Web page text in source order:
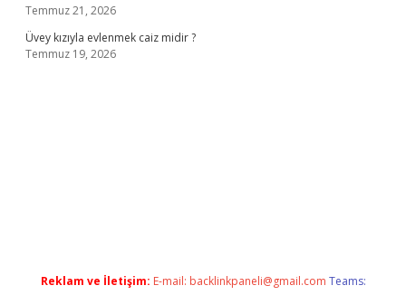
Temmuz 21, 2026
Üvey kızıyla evlenmek caiz midir ?
Temmuz 19, 2026
Reklam ve İletişim: E-mail: backlinkpaneli@gmail.com Teams: